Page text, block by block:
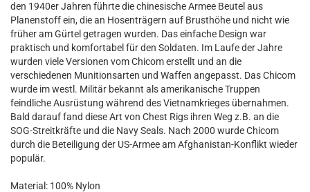
den 1940er Jahren führte die chinesische Armee Beutel aus
Planenstoff ein, die an Hosenträgern auf Brusthöhe und nicht wie
früher am Gürtel getragen wurden. Das einfache Design war
praktisch und komfortabel für den Soldaten. Im Laufe der Jahre
wurden viele Versionen vom Chicom erstellt und an die
verschiedenen Munitionsarten und Waffen angepasst. Das Chicom
wurde im westl. Militär bekannt als amerikanische Truppen
feindliche Ausrüstung während des Vietnamkrieges übernahmen.
Bald darauf fand diese Art von Chest Rigs ihren Weg z.B. an die
SOG-Streitkräfte und die Navy Seals. Nach 2000 wurde Chicom
durch die Beteiligung der US-Armee am Afghanistan-Konflikt wieder
populär.
Material: 100% Nylon